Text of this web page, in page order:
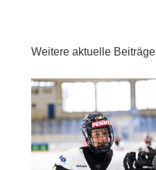
Weitere aktuelle Beiträge